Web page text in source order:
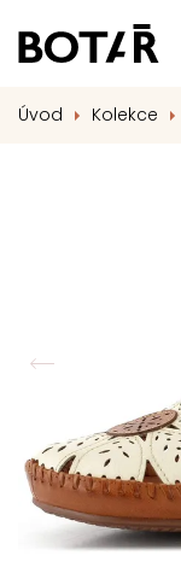
Úvod Kolekce